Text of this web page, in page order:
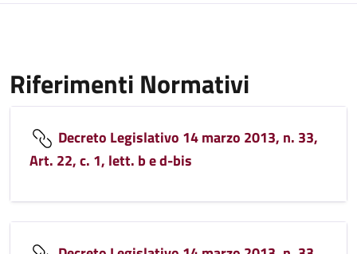
Riferimenti Normativi
Decreto Legislativo 14 marzo 2013, n. 33,
Art. 22, c. 1, lett. b e d-bis